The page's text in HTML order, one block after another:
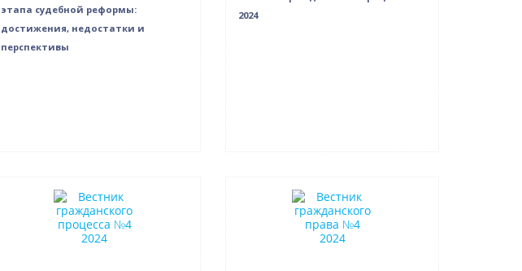
этапа судебной реформы:
достижения, недостатки и
перспективы
2024